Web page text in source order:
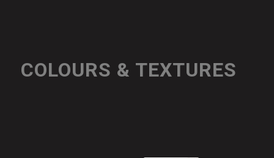
COLOURS & TEXTURES